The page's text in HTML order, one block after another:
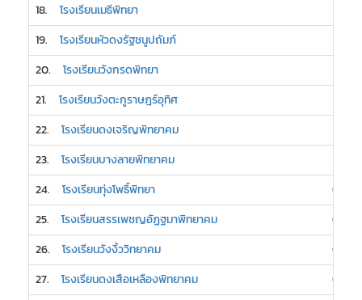
18. โรงเรียนเมธีพิทยา
19. โรงเรียนหัวดงรัฐชนูปถัมภ์
20. โรงเรียนวังกรดพิทยา
21. โรงเรียนวังตะกูราษฎร์อุทิศ
22. โรงเรียนดงเจริญพิทยาคม
23. โรงเรียนบางลายพิทยาคม
24. โรงเรียนทุ่งโพธิ์พิทยา
0
25. โรงเรียนสรรเพชญอัฏฐมาพิทยาคม
0
26. โรงเรียนวังงิ้ววิทยาคม
0
27. โรงเรียนดงเสือเหลืองพิทยาคม
0